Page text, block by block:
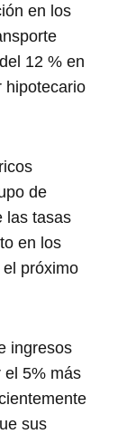
en los
12 % en
hipotecario
de
las tasas
en los
próximo
ingresos
el 5% más
sus